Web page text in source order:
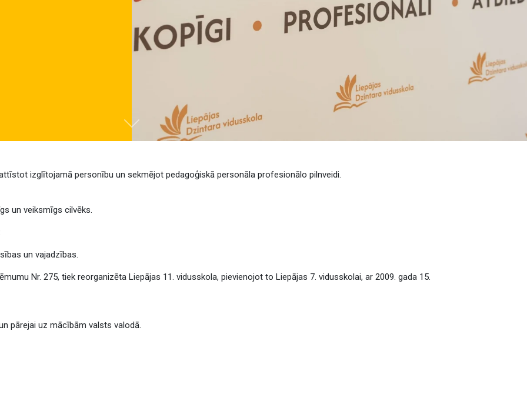
Tālāk
izglītojamā personību un sekmējot pedagoģiskā personāla profesionālo pilnveidi.
un veiksmīgs cilvēks.
un vajadzības.
Nr. 275, tiek reorganizēta Liepājas 11. vidusskola, pievienojot to Liepājas 7. vidusskolai, ar 2009. gada 15.
pārejai uz mācībām valsts valodā.